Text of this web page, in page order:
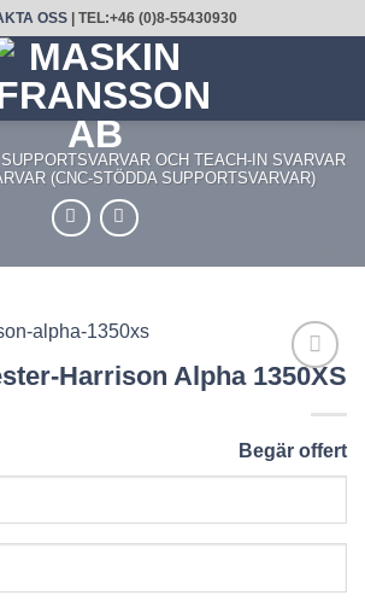
OSS| TEL:+46 (0)8-55430930
SUPPORTSVARVAR OCH TEACH-IN SVARVAR
(CNC-STÖDDA SUPPORTSVARVAR)
UTVALD
PRODUKT!
Harrison Alpha 1350XS
Begär offert